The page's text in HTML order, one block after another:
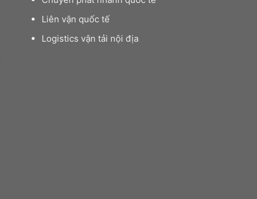
Liên vận quốc tế
Logistics vận tải nội địa